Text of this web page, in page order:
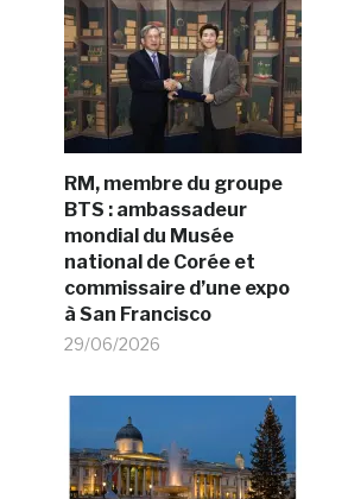
RM, membre du groupe
BTS : ambassadeur
mondial du Musée
national de Corée et
commissaire d’une expo
à San Francisco
29/06/2026